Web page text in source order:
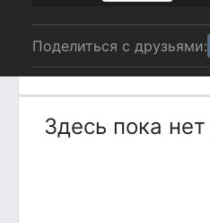
Поделиться с друзьями:
Здесь пока